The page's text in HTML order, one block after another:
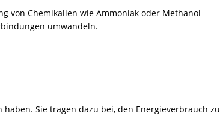
von Chemikalien wie Ammoniak oder Methanol
umwandeln.
Sie tragen dazu bei, den Energieverbrauch zu